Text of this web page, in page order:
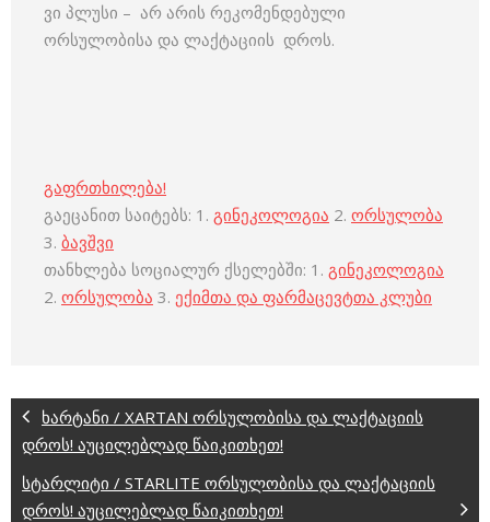
ვი პლუსი – არ არის რეკომენდებული
ორსულობისა და ლაქტაციის დროს.
გაფრთხილება!
გაეცანით საიტებს: 1. გინეკოლოგია 2. ორსულობა
3. ბავშვი
თანხლება სოციალურ ქსელებში: 1. გინეკოლოგია
2. ორსულობა 3. ექიმთა და ფარმაცევტთა კლუბი
ხარტანი / XARTAN ორსულობისა და ლაქტაციის
დროს! აუცილებლად წაიკითხეთ!
სტარლიტი / STARLITE ორსულობისა და ლაქტაციის
დროს! აუცილებლად წაიკითხეთ!